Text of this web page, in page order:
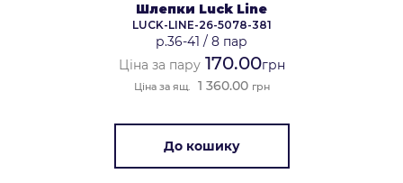
Шлепки Luck Line
LUCK-LINE-26-5078-381
р.36-41 / 8 пар
Ціна за пару170.00грн
Ціна за ящ. 1 360.00 грн
До кошику